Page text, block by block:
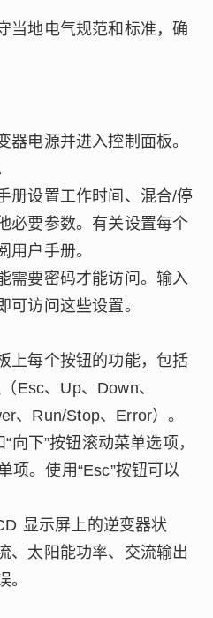
当地电气规范和标准，确
器电源并进入控制面板。
册设置工作时间、混合/停
必要参数。有关设置每个
用户手册。
需要密码才能访问。输入
可访问这些设置。
上每个按钮的功能，包括
Esc、Up、Down、
、Run/Stop、Error）。
向下”按钮滚动菜单选项，
项。使用“Esc”按钮可以
显示屏上的逆变器状
、太阳能功率、交流输出
。